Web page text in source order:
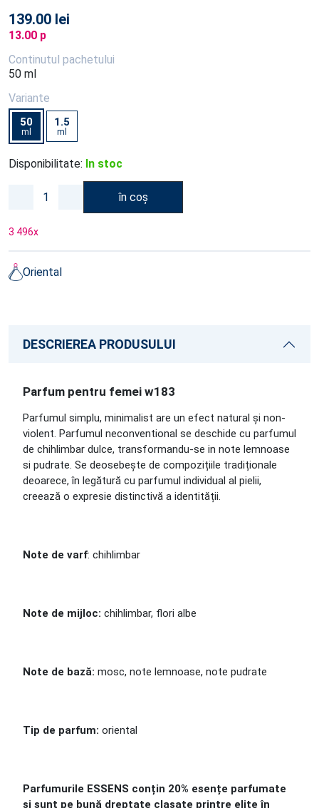
139.00 lei
13.00 p
Continutul pachetului
50 ml
Variante
50
ml
1.5
ml
Disponibilitate: In stoc
în coș
3 496x
Oriental
DESCRIEREA PRODUSULUI
Parfum pentru femei w183
Parfumul simplu, minimalist are un efect natural și non-
violent. Parfumul neconventional se deschide cu parfumul
de chihlimbar dulce, transformandu-se in note lemnoase
si pudrate. Se deosebește de compozițiile tradiționale
deoarece, în legătură cu parfumul individual al pielii,
creează o expresie distinctivă a identității.
Note de varf: chihlimbar
Note de mijloc: chihlimbar, flori albe
Note de bază: mosc, note lemnoase, note pudrate
Tip de parfum: oriental
Parfumurile ESSENS conțin 20% esențe parfumate
și sunt pe bună dreptate clasate printre elite în